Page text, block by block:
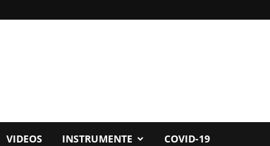
VIDEOS INSTRUMENTE COVID-19